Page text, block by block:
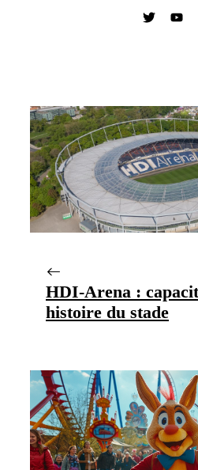
HDI-Arena :
histoire du stade